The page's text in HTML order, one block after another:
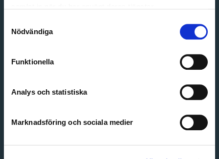
Nödvändiga
Funktionella
Analys och statistiska
Marknadsföring och sociala medier
Customer service